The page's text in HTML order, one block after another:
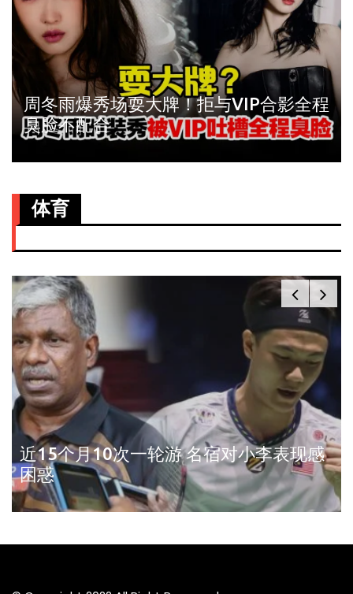
周冬雨爆秀场耍大牌！拒与VIP合影全程
臭脸不配合
体育
近15个月10次一轮游 名宿对小李表现感
困惑